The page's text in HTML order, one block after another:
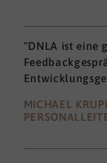
"DNLA ist eine
MICHAEL